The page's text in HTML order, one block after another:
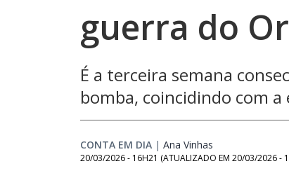
guerra do
É a terceira semana
bomba, coincidindo com
CONTA EM DIA | Ana Vinhas
20/03/2026 - 16H21 (ATUALIZADO EM 20/03/2026 -